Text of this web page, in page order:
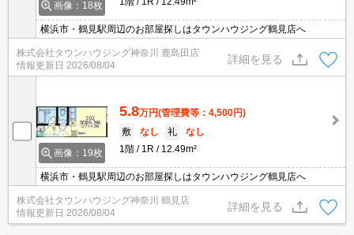
画像：18枚
横浜市・鶴見駅周辺のお部屋探しはタウンハウジング鶴見店へ
株式会社タウンハウジング神奈川 鹿島田店
情報更新日 2026/08/04
詳細を見る
画像：19枚
5.8万円(管理費等：4,500円)
敷
なし 礼
なし
1階
1R 12.49m²
横浜市・鶴見駅周辺のお部屋探しはタウンハウジング鶴見店へ
株式会社タウンハウジング神奈川 鶴見店
情報更新日 2026/08/04
詳細を見る